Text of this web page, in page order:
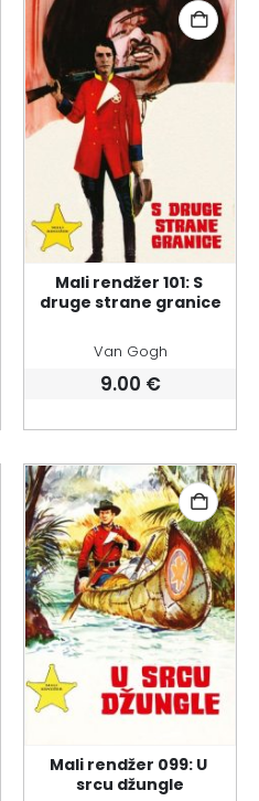
Mali rendžer 101: S
druge strane granice
Van Gogh
9.00 €
Mali rendžer 099: U
srcu džungle